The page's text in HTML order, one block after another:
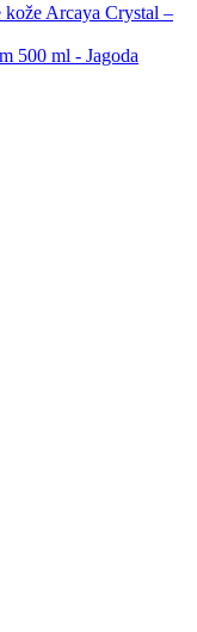
kože Arcaya Crystal –
500 ml - Jagoda